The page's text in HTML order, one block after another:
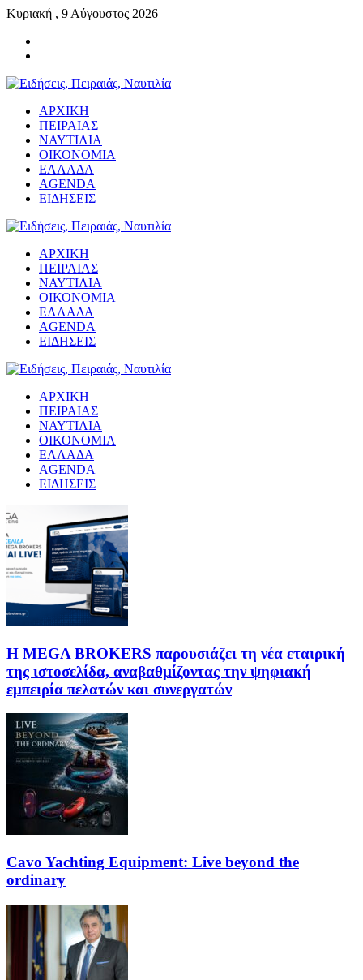
Κυριακή , 9 Αύγουστος 2026
ΑΡΧΙΚΗ
ΠΕΙΡΑΙΑΣ
ΝΑΥΤΙΛΙΑ
ΟΙΚΟΝΟΜΙΑ
ΕΛΛΑΔΑ
AGENDA
ΕΙΔΗΣΕΙΣ
ΑΡΧΙΚΗ
ΠΕΙΡΑΙΑΣ
ΝΑΥΤΙΛΙΑ
ΟΙΚΟΝΟΜΙΑ
ΕΛΛΑΔΑ
AGENDA
ΕΙΔΗΣΕΙΣ
ΑΡΧΙΚΗ
ΠΕΙΡΑΙΑΣ
ΝΑΥΤΙΛΙΑ
ΟΙΚΟΝΟΜΙΑ
ΕΛΛΑΔΑ
AGENDA
ΕΙΔΗΣΕΙΣ
Η MEGA BROKERS παρουσιάζει τη νέα εταιρική
της ιστοσελίδα, αναβαθμίζοντας την ψηφιακή
εμπειρία πελατών και συνεργατών
Cavo Yachting Equipment: Live beyond the
ordinary